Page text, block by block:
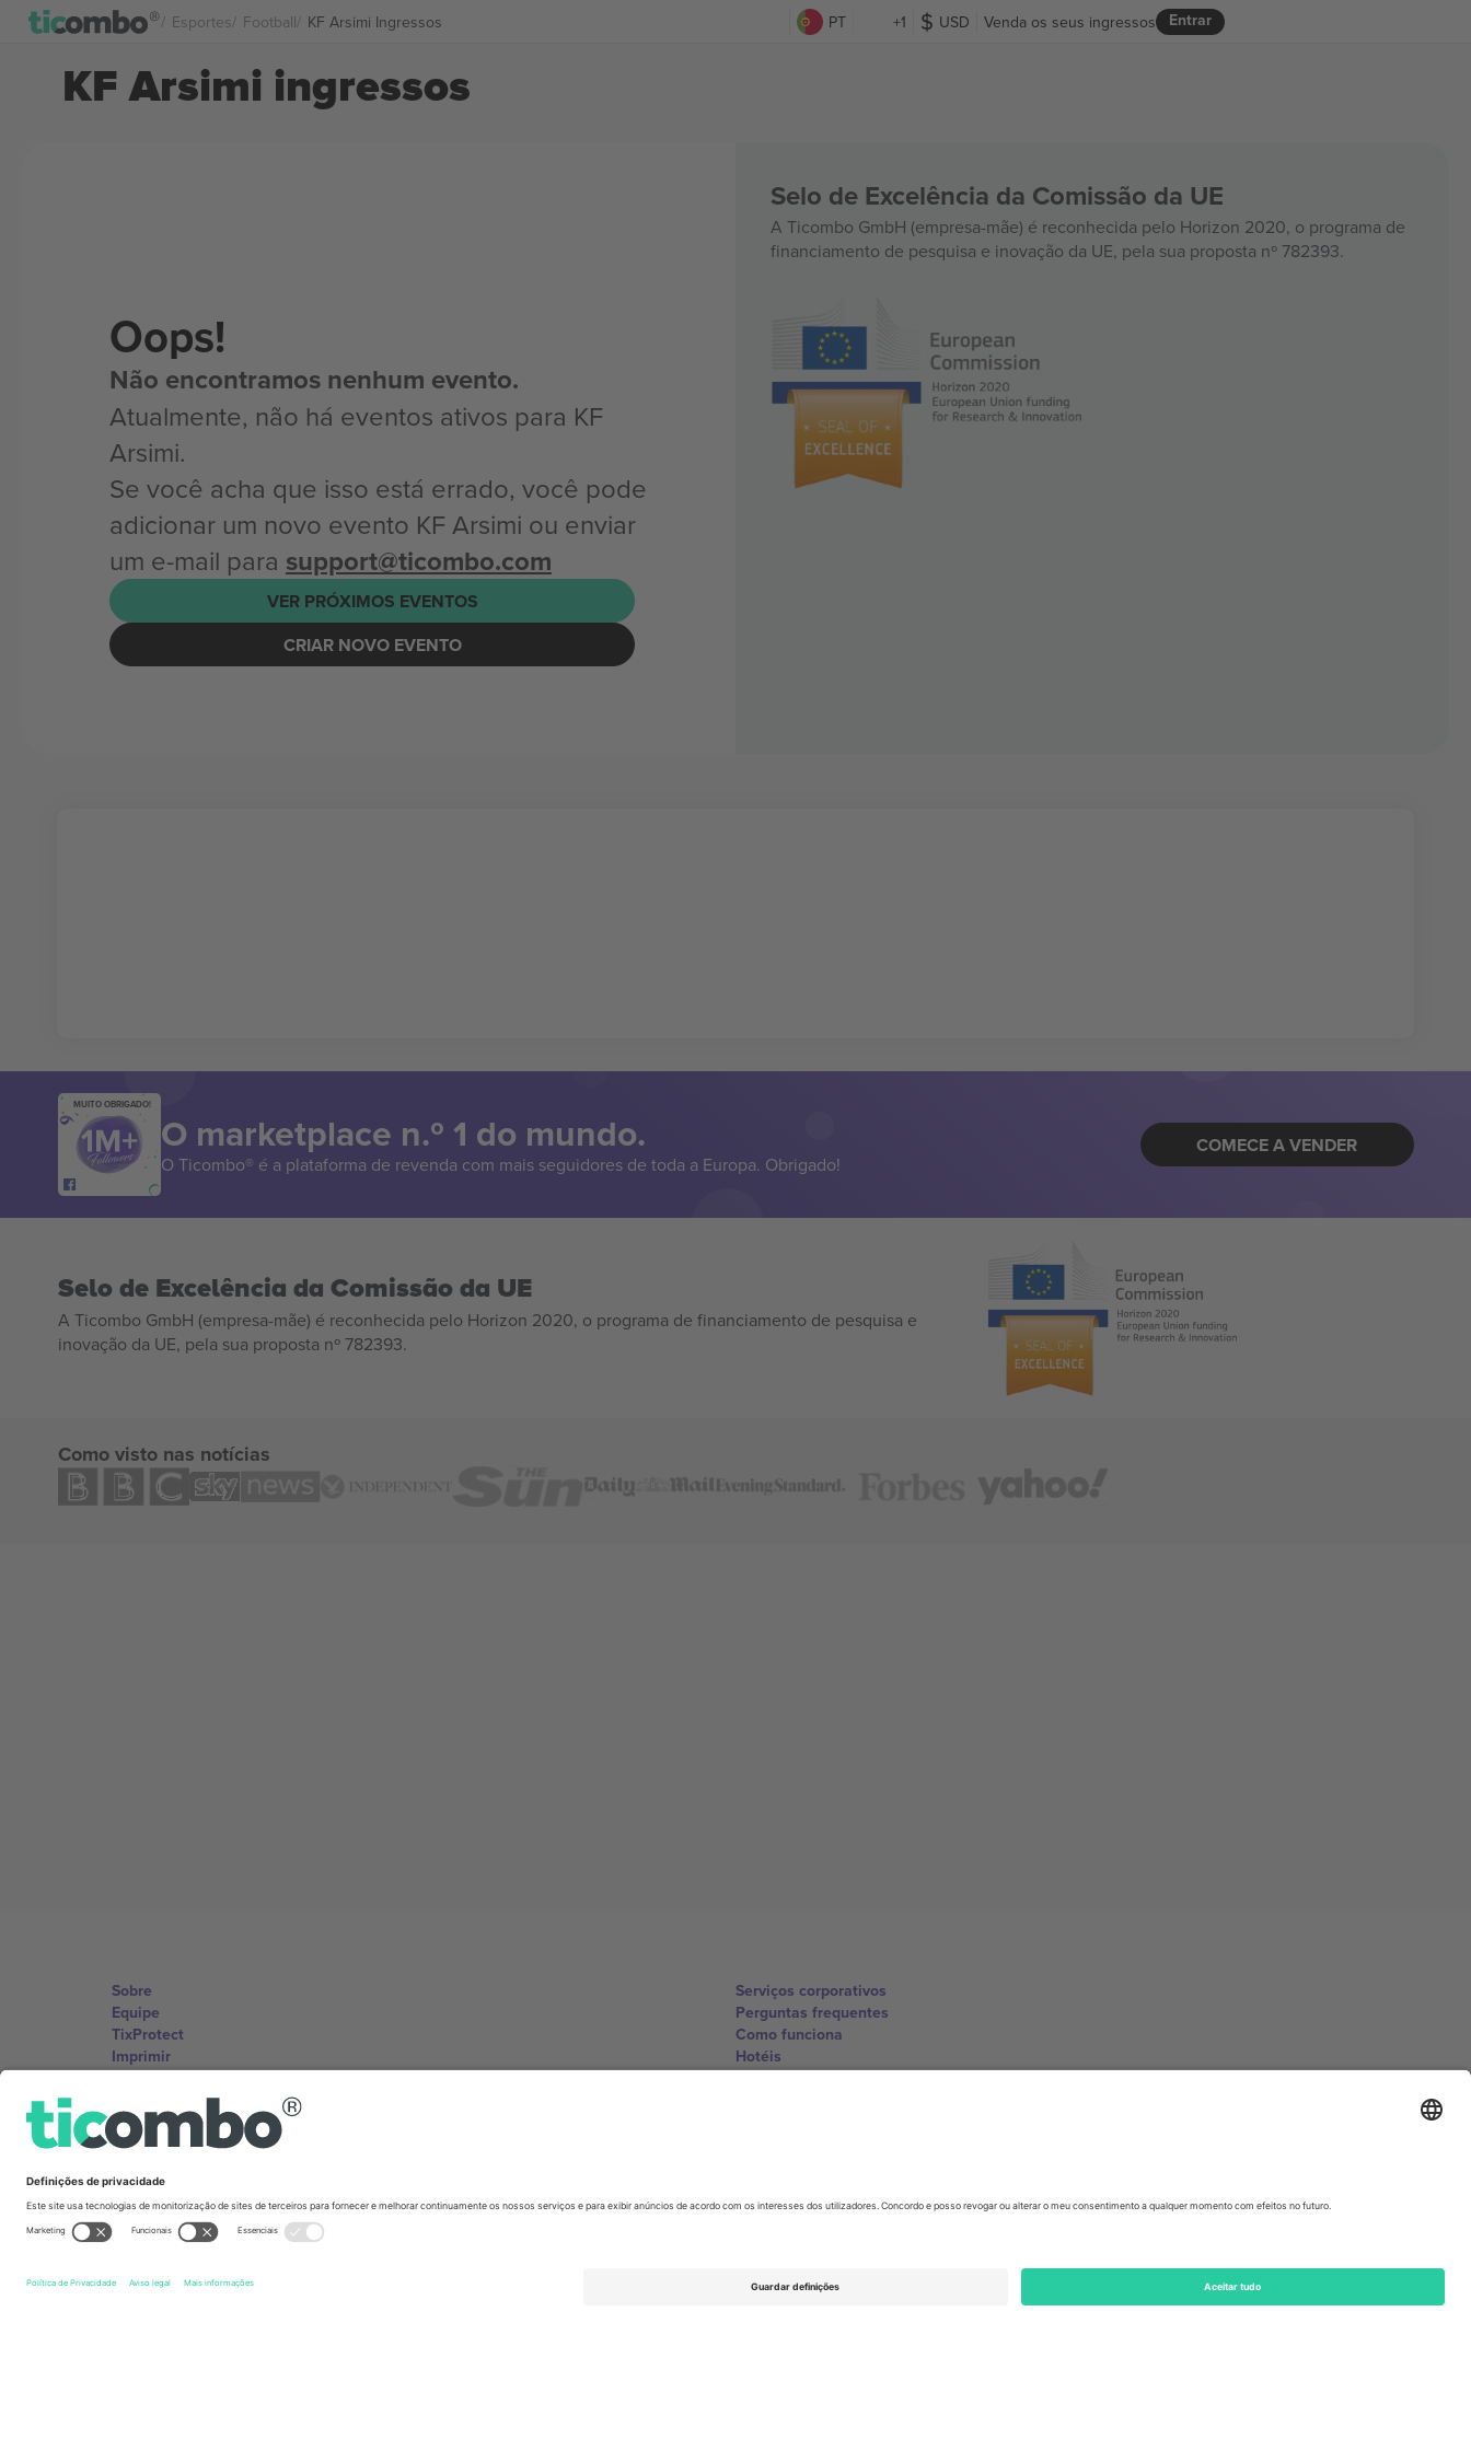
Esportes Football KF Arsimi Ingressos PT +1 USD Entrar
Venda os seus ingressos
KF Arsimi ingressos
Oops!
Não encontramos nenhum evento.
Atualmente, não há eventos ativos para KF
Arsimi.
Se você acha que isso está errado, você pode
adicionar um novo evento KF Arsimi ou enviar
um e-mail para support@ticombo.com
VER PRÓXIMOS EVENTOS
CRIAR NOVO EVENTO
Selo de Excelência da Comissão da UE
A Ticombo GmbH (empresa-mãe) é reconhecida pelo Horizon 2020, o programa de
financiamento de pesquisa e inovação da UE, pela sua proposta nº 782393.
MUITO OBRIGADO!
O marketplace n.º 1 do mundo.
O Ticombo® é a plataforma de revenda com mais seguidores de toda a Europa. Obrigado!
COMECE A VENDER
Selo de Excelência da Comissão da UE
A Ticombo GmbH (empresa-mãe) é reconhecida pelo Horizon 2020, o programa de financiamento de pesquisa e
inovação da UE, pela sua proposta nº 782393.
Como visto nas notícias
Sobre
Equipe
TixProtect
Imprimir
Termos e Condições
Programa de afiliados
Serviços corporativos
Perguntas frequentes
Como funciona
Hotéis
Central da Copa do Mundo